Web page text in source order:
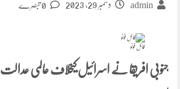
admin دسمبر 29, 2023
فائل فوٹو
جنوبی افریقا نے اسرائیل کیخلاف عالمی